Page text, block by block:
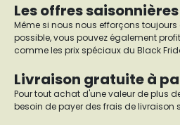
Les offres saisonnières
Même si nous nous efforçons toujours
possible, vous pouvez également
comme les prix spéciaux du Black
Livraison gratuite à
Pour tout achat d'une valeur de plus
besoin de payer des frais de livraison